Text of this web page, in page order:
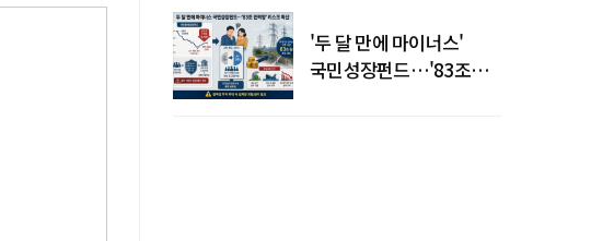
'두 달 만에 마이너스'
국민성장펀드…'83조